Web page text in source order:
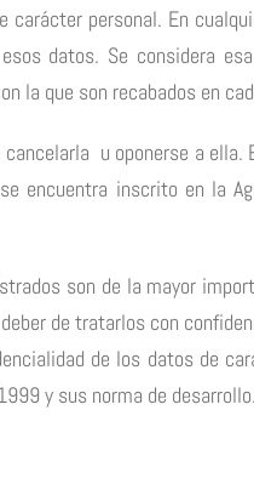
personal. En
datos. Se considera
la que son recabados en
u oponerse a ella.
encuentra inscrito en la
son de la mayor
de tratarlos con
de los datos de
y sus norma de desarrollo.